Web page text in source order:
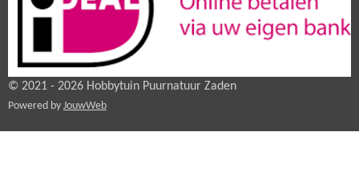
© 2021 - 2026 Hobbytuin Puurnatuur Zaden
Powered by JouwWeb